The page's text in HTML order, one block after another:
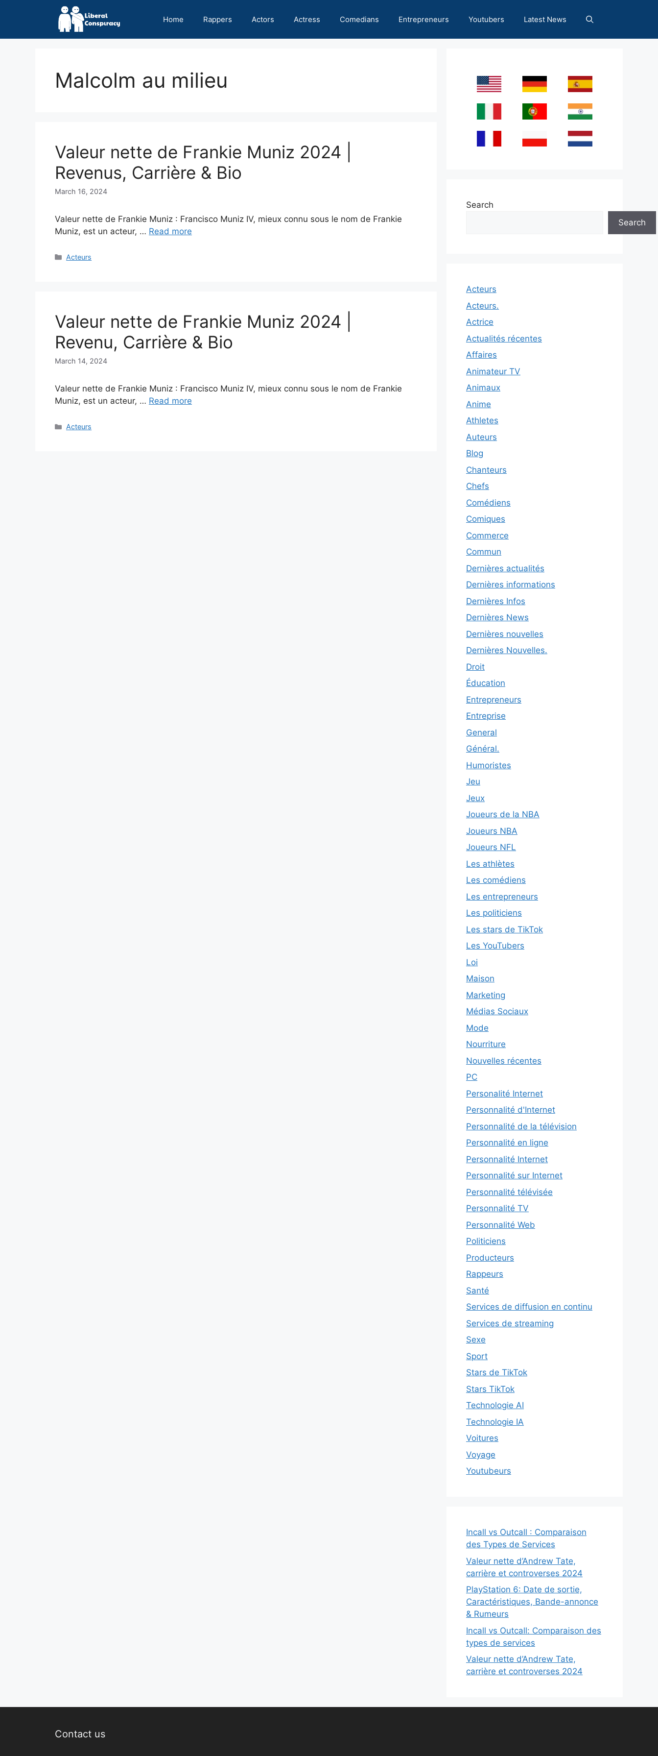
Home Rappers Actors Actress Comedians Entrepreneurs Youtubers Latest News
Malcolm au milieu
Valeur nette de Frankie Muniz 2024 |
Revenus, Carrière & Bio
March 16, 2024
Valeur nette de Frankie Muniz : Francisco Muniz IV, mieux connu sous le nom de Frankie
Muniz, est un acteur, … Read more
Categories
Acteurs
Valeur nette de Frankie Muniz 2024 |
Revenu, Carrière & Bio
March 14, 2024
Valeur nette de Frankie Muniz : Francisco Muniz IV, mieux connu sous le nom de Frankie
Muniz, est un acteur, … Read more
Categories
Acteurs
Search
Search
Acteurs
Acteurs.
Actrice
Actualités récentes
Affaires
Animateur TV
Animaux
Anime
Athletes
Auteurs
Blog
Chanteurs
Chefs
Comédiens
Comiques
Commerce
Commun
Dernières actualités
Dernières informations
Dernières Infos
Dernières News
Dernières nouvelles
Dernières Nouvelles.
Droit
Éducation
Entrepreneurs
Entreprise
General
Général.
Humoristes
Jeu
Jeux
Joueurs de la NBA
Joueurs NBA
Joueurs NFL
Les athlètes
Les comédiens
Les entrepreneurs
Les politiciens
Les stars de TikTok
Les YouTubers
Loi
Maison
Marketing
Médias Sociaux
Mode
Nourriture
Nouvelles récentes
PC
Personalité Internet
Personnalité d'Internet
Personnalité de la télévision
Personnalité en ligne
Personnalité Internet
Personnalité sur Internet
Personnalité télévisée
Personnalité TV
Personnalité Web
Politiciens
Producteurs
Rappeurs
Santé
Services de diffusion en continu
Services de streaming
Sexe
Sport
Stars de TikTok
Stars TikTok
Technologie AI
Technologie IA
Voitures
Voyage
Youtubeurs
Incall vs Outcall : Comparaison
des Types de Services
Valeur nette d’Andrew Tate,
carrière et controverses 2024
PlayStation 6: Date de sortie,
Caractéristiques, Bande-annonce
& Rumeurs
Incall vs Outcall: Comparaison des
types de services
Valeur nette d’Andrew Tate,
carrière et controverses 2024
Contact us